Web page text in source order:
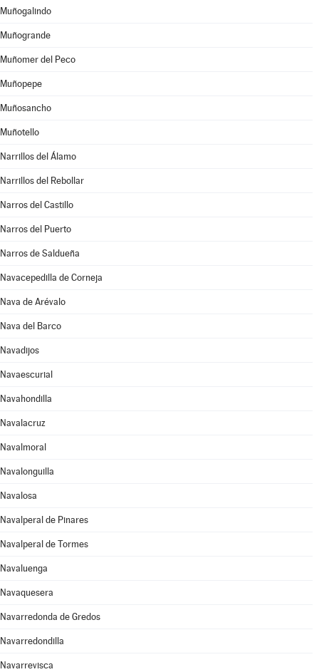
Muñogalindo
Muñogrande
Muñomer del Peco
Muñopepe
Muñosancho
Muñotello
Narrillos del Álamo
Narrillos del Rebollar
Narros del Castillo
Narros del Puerto
Narros de Saldueña
Navacepedilla de Corneja
Nava de Arévalo
Nava del Barco
Navadijos
Navaescurial
Navahondilla
Navalacruz
Navalmoral
Navalonguilla
Navalosa
Navalperal de Pinares
Navalperal de Tormes
Navaluenga
Navaquesera
Navarredonda de Gredos
Navarredondilla
Navarrevisca